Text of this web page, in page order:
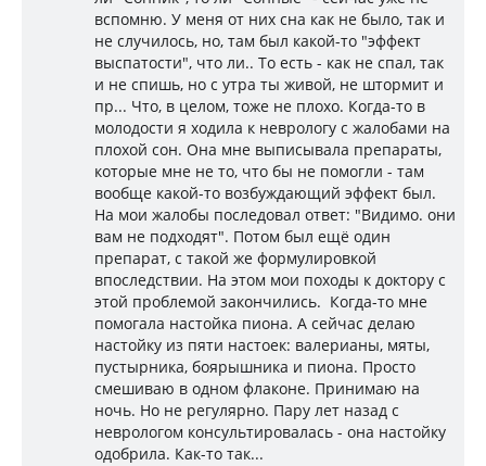
вспомню. У меня от них сна как не было, так и
не случилось, но, там был какой-то "эффект
выспатости", что ли.. То есть - как не спал, так
и не спишь, но с утра ты живой, не штормит и
пр... Что, в целом, тоже не плохо. Когда-то в
молодости я ходила к неврологу с жалобами на
плохой сон. Она мне выписывала препараты,
которые мне не то, что бы не помогли - там
вообще какой-то возбуждающий эффект был.
На мои жалобы последовал ответ: "Видимо. они
вам не подходят". Потом был ещё один
препарат, с такой же формулировкой
впоследствии. На этом мои походы к доктору с
этой проблемой закончились. Когда-то мне
помогала настойка пиона. А сейчас делаю
настойку из пяти настоек: валерианы, мяты,
пустырника, боярышника и пиона. Просто
смешиваю в одном флаконе. Принимаю на
ночь. Но не регулярно. Пару лет назад с
неврологом консультировалась - она настойку
одобрила. Как-то так...